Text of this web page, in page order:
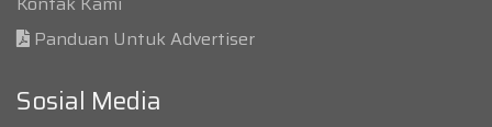
Panduan Untuk Advertiser
Sosial Media